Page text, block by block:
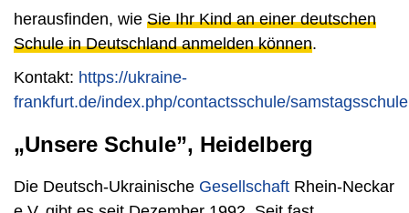
herausfinden, wie Sie Ihr Kind an einer deutschen
Schule in Deutschland anmelden können.
Kontakt: https://ukraine-
frankfurt.de/index.php/contactsschule/samstagsschule
„Unsere Schule”, Heidelberg
Die Deutsch-Ukrainische Gesellschaft Rhein-Neckar